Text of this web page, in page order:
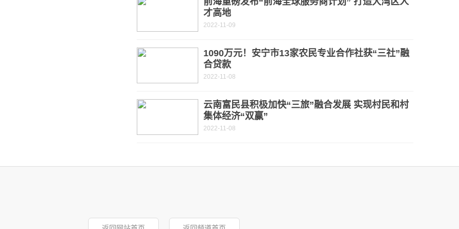
才高地
2022-11-09
1090万元！安宁市13家农民专业合作社获“三社”融
合贷款
2022-11-08
云南富民县积极加快“三旅”融合发展 实现村民和村
集体经济“双赢”
2022-11-08